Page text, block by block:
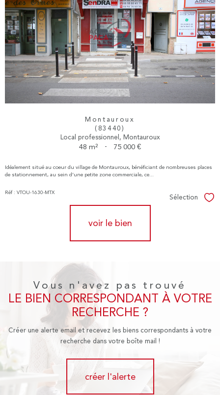
Montauroux
(83440)
Local professionnel, Montauroux
48 m² - 75 000 €
Idéalement situé au coeur du village de Montauroux, bénéficiant de nombreuses places
de stationnement, au sein d’une petite zone commerciale, ce...
Réf : VTOU-1630-MTX
Sélection
voir le bien
Vous n'avez pas trouvé
LE BIEN CORRESPONDANT À VOTRE
RECHERCHE ?
Créer une alerte email et recevez les biens correspondants à votre
recherche dans votre boîte mail !
créer l'alerte